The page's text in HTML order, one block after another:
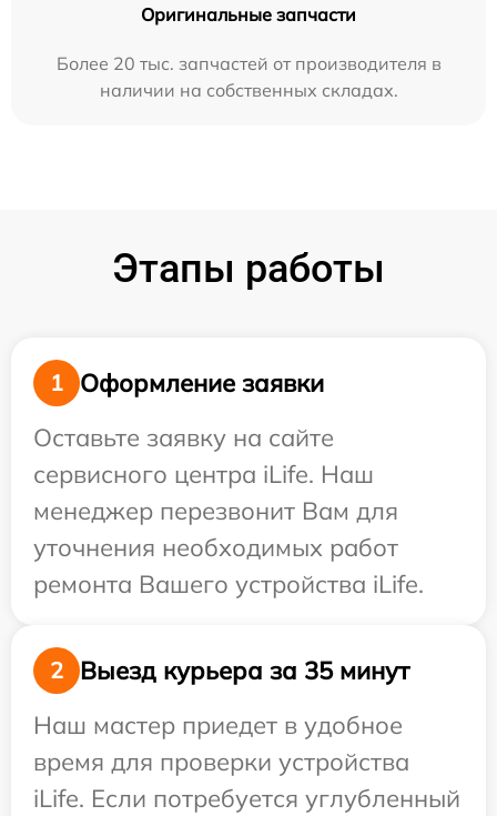
Оригинальные запчасти
Более 20 тыс. запчастей от производителя в
наличии на собственных складах.
Этапы работы
1
Оформление заявки
Оставьте заявку на сайте
сервисного центра iLife. Наш
менеджер перезвонит Вам для
уточнения необходимых работ
ремонта Вашего устройства iLife.
2
Выезд курьера за 35 минут
Наш мастер приедет в удобное
время для проверки устройства
iLife. Если потребуется углубленный